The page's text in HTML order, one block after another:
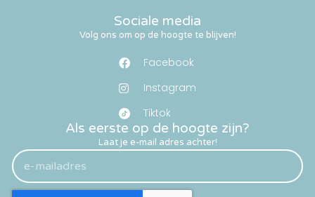
Als eerste op de hoogte zijn?
Laat je e-mail adres achter!
Sociale media
Volg ons om op de hoogte te blijven!
Facebook
Instagram
Tiktok